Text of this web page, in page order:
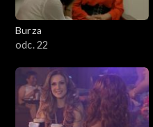
Burza
odc. 22